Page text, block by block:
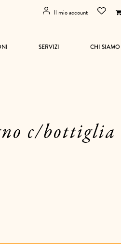
Il mio account
SERVIZI CHI SIAMO
c/bottiglia